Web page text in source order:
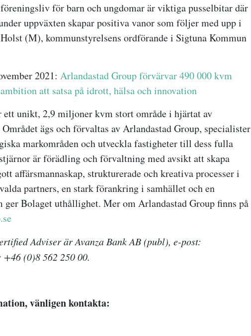
för barn och ungdomar är viktiga pusselbitar där
uppväxten skapar positiva vanor som följer med upp i
(M), kommunstyrelsens ordförande i Sigtuna Kommun
2021: Arlandastad Group förvärvar 490 000 kvm
att satsa på idrott, hälsa och innovation
ett unikt, 2,9 miljoner kvm stort område i hjärtat av
ägs och förvaltas av Arlandastad Group, specialister
markområden och utveckla fastigheter till dess fulla
är förädling och förvaltning med avsikt att skapa
affärsmannaskap, strukturerade och kreativa processer i
partners, en stark förankring i samhället och en
Bolaget uthållighet. Mer om Arlandastad Group finns på
Adviser är Avanza Bank AB (publ), e-post:
+46 (0)8 562 250 00.
vänligen kontakta: